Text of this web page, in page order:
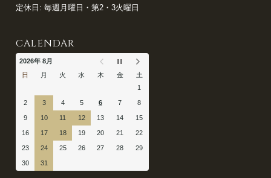
定休日: 毎週月曜日・第2・3火曜日
CALENDAR
2026年 8月
日
月 火 水 木 金
土
1
2 3 4 5 6 7 8
9 10 11 12 13 14 15
16 17 18 19 20 21 22
23 24 25 26 27 28 29
30 31